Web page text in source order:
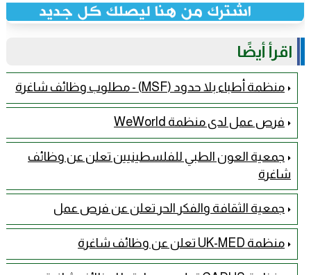
اقرأ أيضًا
منظمة أطباء بلا حدود (MSF) - مطلوب وظائف شاغرة
فرص عمل لدى منظمة WeWorld
جمعية العون الطبي للفلسطينيين تعلن عن وظائف
شاغرة
جمعية الثقافة والفكر الحر تعلن عن فرص عمل
منظمة UK-MED تعلن عن وظائف شاغرة